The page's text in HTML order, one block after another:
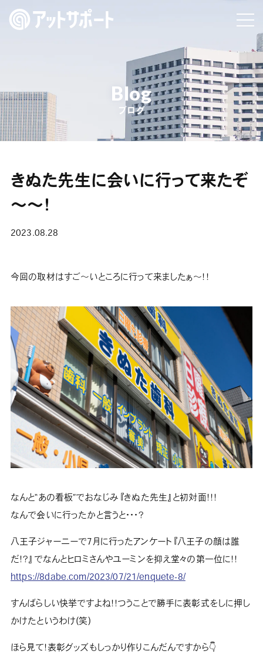
Blog
ブログ
きぬた先生に会いに行って来たぞ
～～！
2023.08.28
今回の取材はすご～いところに行って来ましたぁ～！！
なんと“あの看板”でおなじみ『きぬた先生』と初対面！！！
なんで会いに行ったかと言うと・・・？
八王子ジャーニーで7月に行ったアンケート『八王子の顔は誰
だ！？』でなんとヒロミさんやユーミンを抑え堂々の第一位に！！
https://8dabe.com/2023/07/21/enquete-8/
すんばらしい快挙ですよね！！つうことで勝手に表彰式をしに押し
かけたというわけ(笑)
ほら見て！表彰グッズもしっかり作りこんだんですから👇